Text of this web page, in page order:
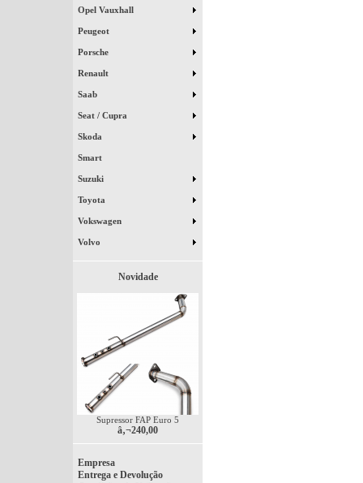
Opel Vauxhall
Peugeot
Porsche
Renault
Saab
Seat / Cupra
Skoda
Smart
Suzuki
Toyota
Vokswagen
Volvo
Novidade
Supressor FAP Euro 5
â‚¬240,00
Empresa
Entrega e Devolução